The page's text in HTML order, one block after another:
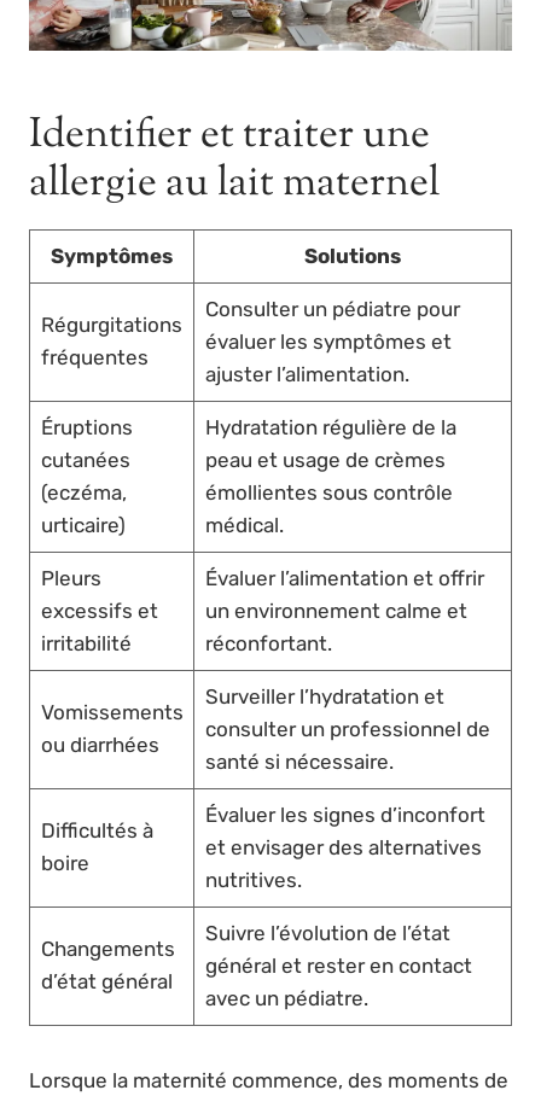
Identifier et traiter une
allergie au lait maternel
Symptômes Solutions
Régurgitations
fréquentes
Consulter un pédiatre pour
évaluer les symptômes et
ajuster l’alimentation.
Éruptions
cutanées
(eczéma,
urticaire)
Hydratation régulière de la
peau et usage de crèmes
émollientes sous contrôle
médical.
Pleurs
excessifs et
irritabilité
Évaluer l’alimentation et offrir
un environnement calme et
réconfortant.
Vomissements
ou diarrhées
Surveiller l’hydratation et
consulter un professionnel de
santé si nécessaire.
Difficultés à
boire
Évaluer les signes d’inconfort
et envisager des alternatives
nutritives.
Changements
d’état général
Suivre l’évolution de l’état
général et rester en contact
avec un pédiatre.
Lorsque la maternité commence, des moments de